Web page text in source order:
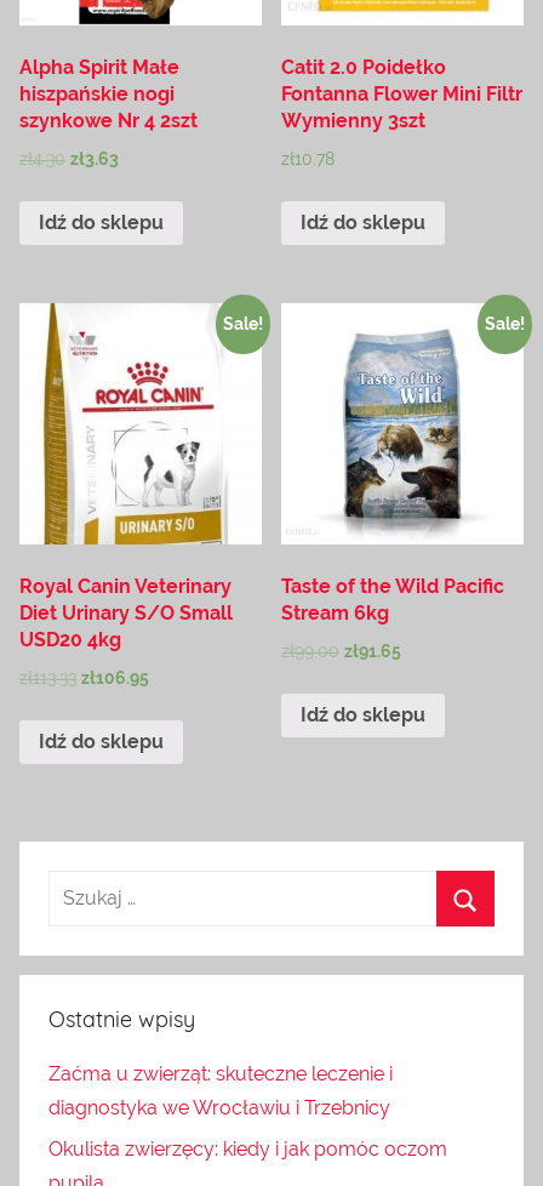
Alpha Spirit Małe
hiszpańskie nogi
szynkowe Nr 4 2szt
zł4.30 zł3.63
Idź do sklepu
Catit 2.0 Poidełko
Fontanna Flower Mini Filtr
Wymienny 3szt
zł10.78
Idź do sklepu
Sale!
Royal Canin Veterinary
Diet Urinary S/O Small
USD20 4kg
zł113.33 zł106.95
Idź do sklepu
Sale!
Taste of the Wild Pacific
Stream 6kg
zł99.00 zł91.65
Idź do sklepu
Ostatnie wpisy
Zaćma u zwierząt: skuteczne leczenie i
diagnostyka we Wrocławiu i Trzebnicy
Okulista zwierzęcy: kiedy i jak pomóc oczom